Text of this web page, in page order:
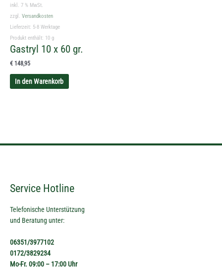
inkl. 7 % MwSt.
zzgl. Versandkosten
Lieferzeit: 5-8 Werktage
Produkt enthält: 10 g
Gastryl 10 x 60 gr.
€ 148,95
In den Warenkorb
Service Hotline
Telefonische Unterstützung
und Beratung unter:
06351/3977102
0172/3829234
Mo-Fr. 09:00 – 17:00 Uhr